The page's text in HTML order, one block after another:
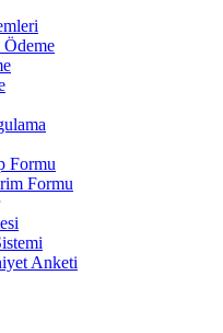
Formu
Formu
Anketi